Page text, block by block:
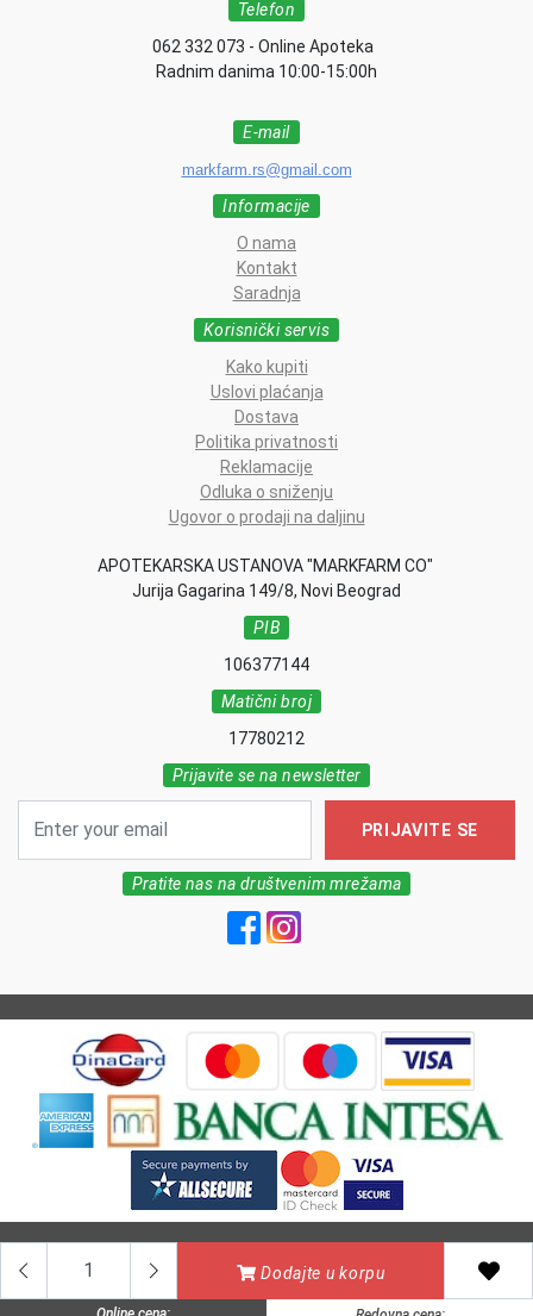
Dodajte u korpu
Telefon
062 332 073 - Online Apoteka
Radnim danima 10:00-15:00h
E-mail
markfarm.rs@gmail.com
Informacije
O nama
Kontakt
Saradnja
Korisnički servis
Kako kupiti
Uslovi plaćanja
Dostava
Politika privatnosti
Reklamacije
Odluka o sniženju
Ugovor o prodaji na daljinu
APOTEKARSKA USTANOVA "MARKFARM CO"
Jurija Gagarina 149/8, Novi Beograd
PIB
106377144
Matični broj
17780212
Prijavite se na newsletter
PRIJAVITE SE
Pratite nas na društvenim mrežama